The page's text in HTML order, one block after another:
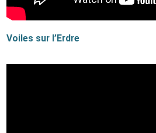
Voiles sur l’Erdre